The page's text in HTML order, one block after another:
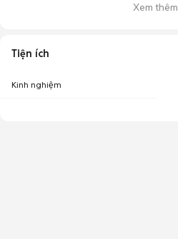
Xem thêm
Tiện ích
Kinh nghiệm